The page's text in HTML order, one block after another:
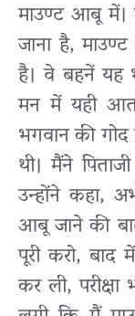
माउण्ट आबू
जाना है,
है। वे बहनें यह
मन में यही
भगवान की
थी। मैंने
उन्होंने कहा,
आबू जाने की
पूरी करो, बाद
कर ली,